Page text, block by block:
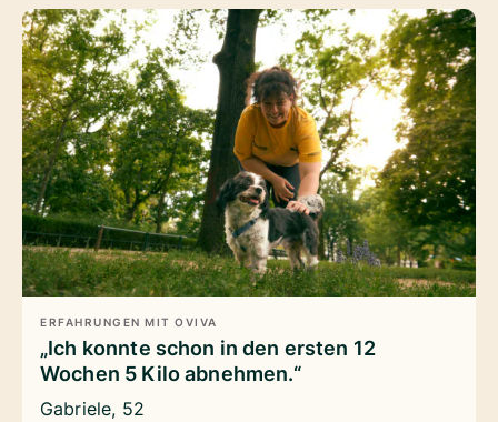
ERFAHRUNGEN MIT OVIVA
„Ich konnte schon in den ersten 12
Wochen 5 Kilo abnehmen.“
Gabriele, 52